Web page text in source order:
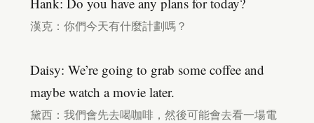
漢克：你們今天有什麼計劃嗎？
Daisy: We’re going to grab some coffee and
maybe watch a movie later.
黛西：我們會先去喝咖啡，然後可能會去看一場電